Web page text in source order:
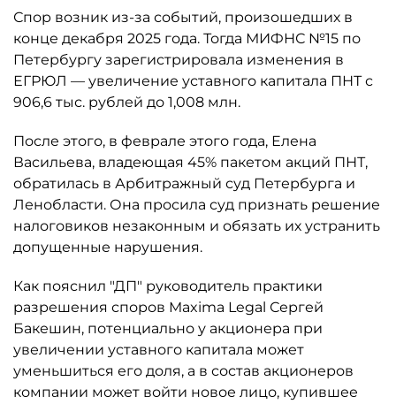
Спор возник из-за событий, произошедших в
конце декабря 2025 года. Тогда МИФНС №15 по
Петербургу зарегистрировала изменения в
ЕГРЮЛ — увеличение уставного капитала ПНТ с
906,6 тыс. рублей до 1,008 млн.
После этого, в феврале этого года, Елена
Васильева, владеющая 45% пакетом акций ПНТ,
обратилась в Арбитражный суд Петербурга и
Ленобласти. Она просила суд признать решение
налоговиков незаконным и обязать их устранить
допущенные нарушения.
Как пояснил "ДП" руководитель практики
разрешения споров Maxima Legal Сергей
Бакешин, потенциально у акционера при
увеличении уставного капитала может
уменьшиться его доля, а в состав акционеров
компании может войти новое лицо, купившее